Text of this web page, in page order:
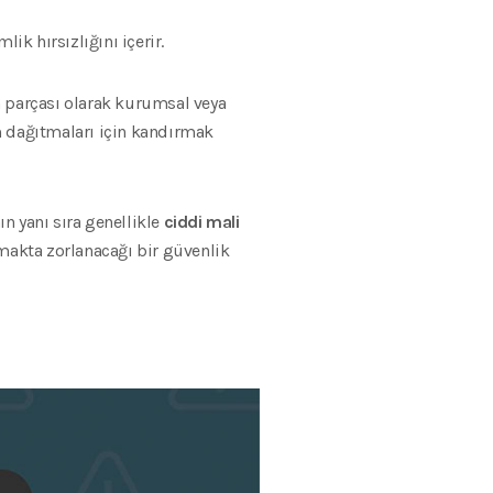
hırsızlığını içerir.
olarak kurumsal veya
için kandırmak
yanı sıra genellikle ciddi mali
zorlanacağı bir güvenlik